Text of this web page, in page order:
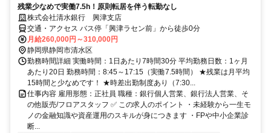
残業少なめで実働7.5h！原則転居を伴う転勤なし
株式会社清水銀行 興津支店
交通・アクセス バス停「興津ラセン前」から徒歩0分
月給260,000円～310,000円
静岡県静岡市清水区
勤務時間詳細 実働時間：1日あたり7時間30分 平均勤務日数：1ヶ月
あたり20日 勤務時間：8:45～17:15（実働7.5時間） ★残業は月平均
15時間と少なめです！ ★時差出勤制度あり（7:30...
仕事内容 雇用形態：正社員 職種：銀行個人営業、銀行法人営業、そ
の他販売/フロアスタッフ ✅ この求人のポイント ・未経験から一生モ
ノの金融知識や資産運用のスキルが身につきます ・FPや中小企業診
断...